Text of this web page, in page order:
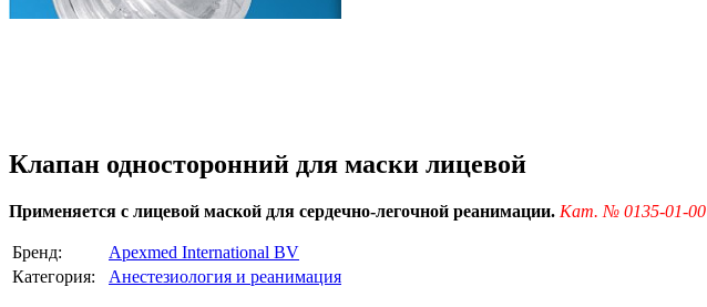
Клапан односторонний для маски лицевой
Применяется с лицевой маской для сердечно-легочной реанимации. Кат. № 0135-01-00
Бренд:
Apexmed International BV
Категория:
Анестезиология и реанимация